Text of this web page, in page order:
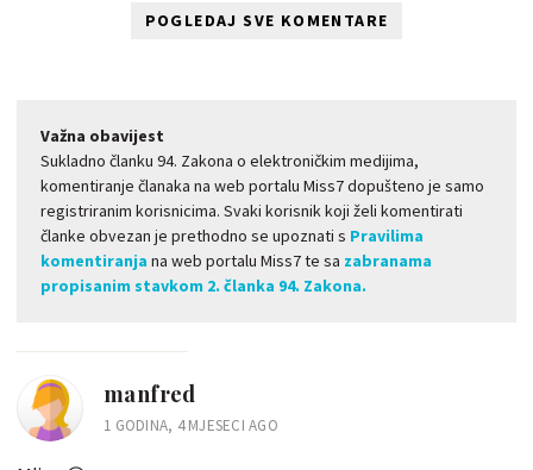
POGLEDAJ SVE KOMENTARE
Važna obavijest
Sukladno članku 94. Zakona o elektroničkim medijima,
komentiranje članaka na web portalu Miss7 dopušteno je samo
registriranim korisnicima. Svaki korisnik koji želi komentirati
članke obvezan je prethodno se upoznati s Pravilima
komentiranja na web portalu Miss7 te sa zabranama
propisanim stavkom 2. članka 94. Zakona.
manfred
1 GODINA, 4 MJESECI AGO